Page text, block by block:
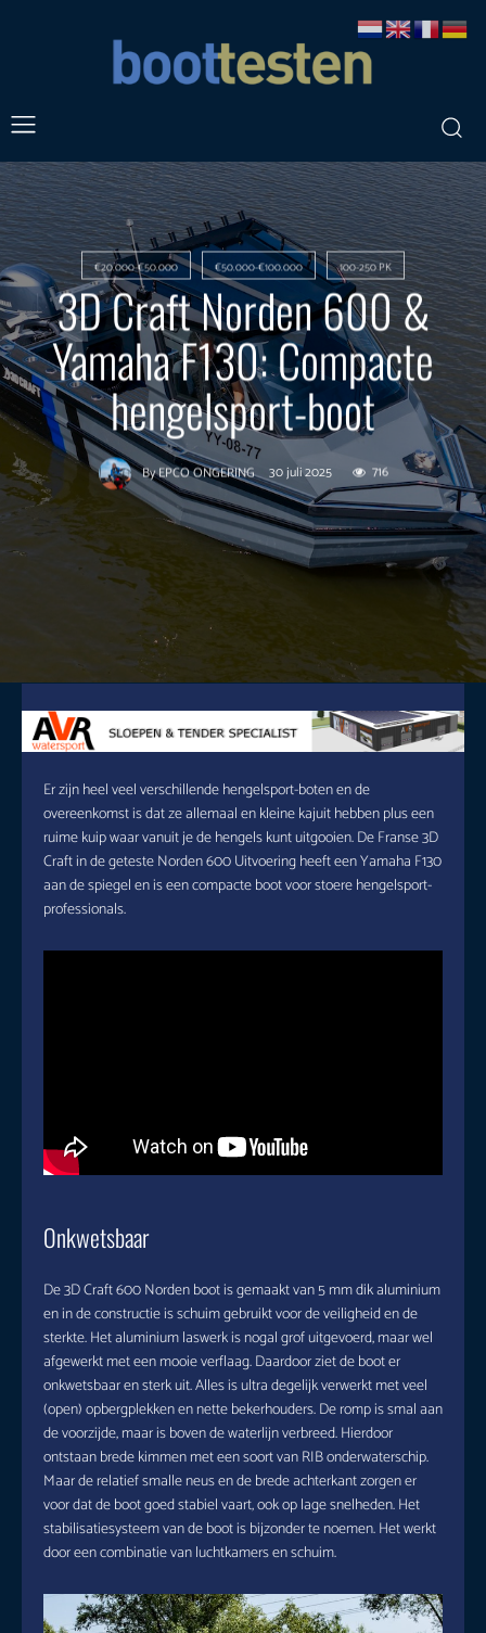
€20.000-€50.000 €50.000-€100.000 100-250 PK
3D Craft Norden 600 &
Yamaha F130: Compacte
hengelsport-boot
ByEPCO ONGERING 30 juli 2025 716
Er zijn heel veel verschillende hengelsport-boten en de
overeenkomst is dat ze allemaal en kleine kajuit hebben plus een
ruime kuip waar vanuit je de hengels kunt uitgooien. De Franse 3D
Craft in de geteste Norden 600 Uitvoering heeft een Yamaha F130
aan de spiegel en is een compacte boot voor stoere hengelsport-
professionals.
Onkwetsbaar
De 3D Craft 600 Norden boot is gemaakt van 5 mm dik aluminium
en in de constructie is schuim gebruikt voor de veiligheid en de
sterkte. Het aluminium laswerk is nogal grof uitgevoerd, maar wel
afgewerkt met een mooie verflaag. Daardoor ziet de boot er
onkwetsbaar en sterk uit. Alles is ultra degelijk verwerkt met veel
(open) opbergplekken en nette bekerhouders. De romp is smal aan
de voorzijde, maar is boven de waterlijn verbreed. Hierdoor
ontstaan brede kimmen met een soort van RIB onderwaterschip.
Maar de relatief smalle neus en de brede achterkant zorgen er
voor dat de boot goed stabiel vaart, ook op lage snelheden. Het
stabilisatiesysteem van de boot is bijzonder te noemen. Het werkt
door een combinatie van luchtkamers en schuim.